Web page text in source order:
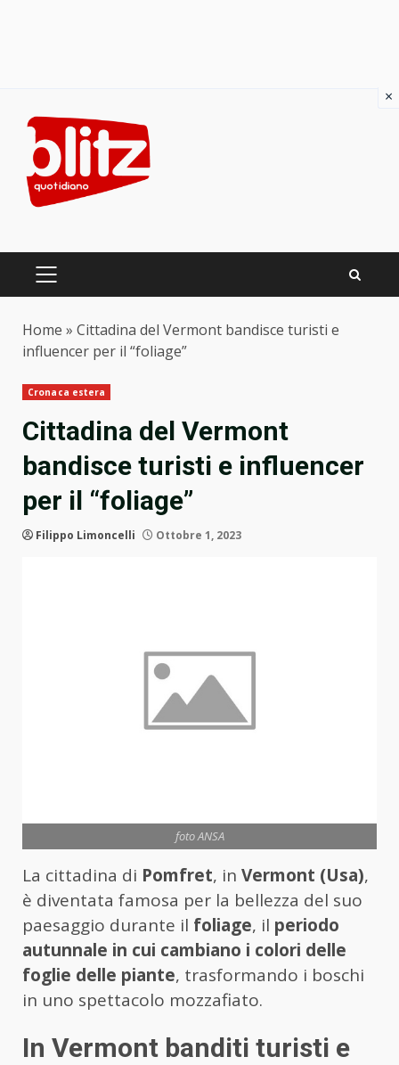
content
PRIMARY
Home » Cittadina del Vermont bandisce turisti e
influencer per il “foliage”
Cronaca estera
Cittadina del Vermont
bandisce turisti e influencer
per il “foliage”
Filippo Limoncelli Ottobre 1, 2023
foto ANSA
La cittadina di Pomfret, in Vermont (Usa),
è diventata famosa per la bellezza del suo
paesaggio durante il foliage, il periodo
autunnale in cui cambiano i colori delle
foglie delle piante, trasformando i boschi
in uno spettacolo mozzafiato.
In Vermont banditi turisti e
×